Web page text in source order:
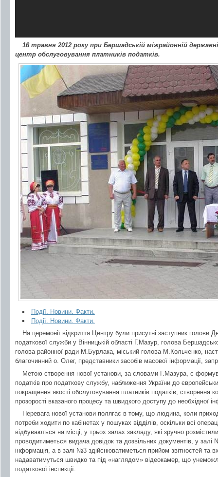
16 травня 2012 року при Бершадській міжрайонній
центр обслуговування платників податків.
Події. Новини. Факти.
Події. Новини. Факти.
На церемонії відкриття Центру були присутні заступник голови
податкової служби у Вінницькій області Г.Мазур, голова
голова районної ради М.Бурлака, міський голова М.Кольченко,
благочинний о. Олег, представники засобів масової інформації,
Метою створення нової установи, за словами Г.Мазура, є
податків про податкову службу, наближення України до
покращення якості обслуговування платників податків,
прозорості вказаного процесу та швидкого доступу до необхідної
Перевага нової установи полягає в тому, що людина, коли
потреби ходити по кабінетах у пошуках відділів, оскільки всі
відбуваються на місці, у трьох залах закладу, які зручно
проводитиметься видача довідок та дозвільних документів, у
інформація, а в залі №3 здійснюватиметься прийом звітностей та
надаватимуться швидко та під «наглядом» відеокамер, що
податкової інспекції.